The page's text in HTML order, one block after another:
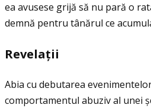
ea avusese grijă să nu pară o
demnă pentru tânărul ce
Revelaţii
Abia cu debutarea
comportamentul abuziv al unei